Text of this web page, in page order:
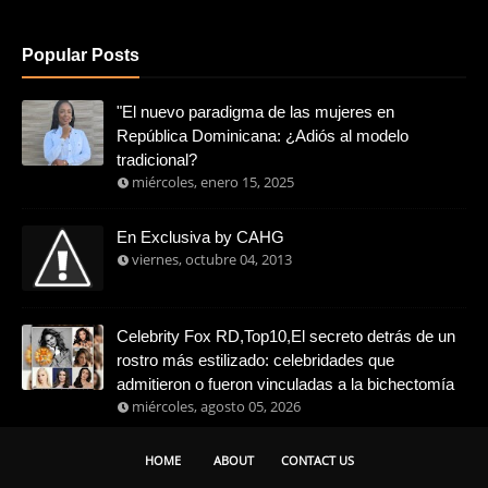
Popular Posts
"El nuevo paradigma de las mujeres en
República Dominicana: ¿Adiós al modelo
tradicional?
miércoles, enero 15, 2025
En Exclusiva by CAHG
viernes, octubre 04, 2013
Celebrity Fox RD,Top10,El secreto detrás de un
rostro más estilizado: celebridades que
admitieron o fueron vinculadas a la bichectomía
miércoles, agosto 05, 2026
HOME ABOUT CONTACT US